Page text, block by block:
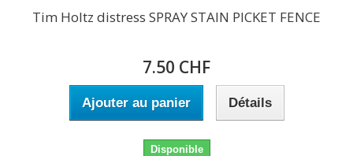
Tim Holtz distress SPRAY STAIN PICKET FENCE
7.50 CHF
Ajouter au panier Détails
Disponible